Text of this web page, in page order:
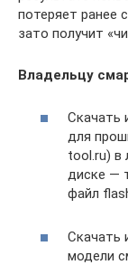
потеряет ранее
зато получит
Владельцу
Скачать
для
tool.ru) в
диске —
файл
Скачать
модели